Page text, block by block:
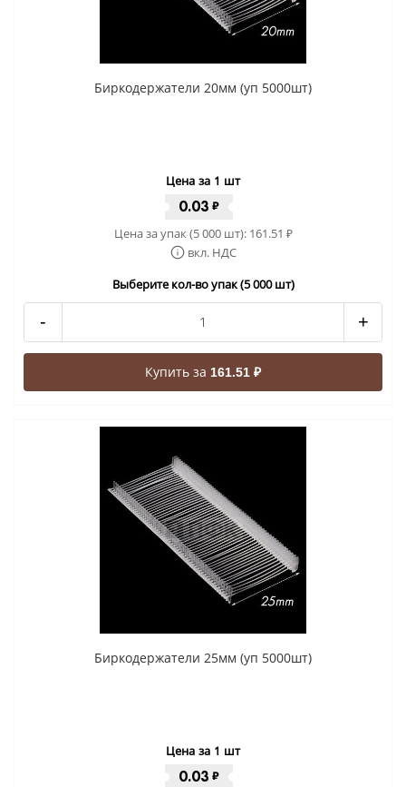
Биркодержатели 20мм (уп 5000шт)
Цена за 1 шт
0.03 ₽
Цена за упак (5 000 шт): 161.51 ₽
вкл. НДС
Выберите кол-во упак (5 000 шт)
- +
Купить за 161.51 ₽
Биркодержатели 25мм (уп 5000шт)
Цена за 1 шт
0.03 ₽